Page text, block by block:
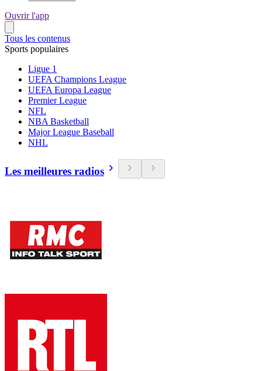
Ouvrir l'app
Tous les contenus
Sports populaires
Ligue 1
UEFA Champions League
UEFA Europa League
Premier League
NFL
NBA Basketball
Major League Baseball
NHL
Les meilleures radios